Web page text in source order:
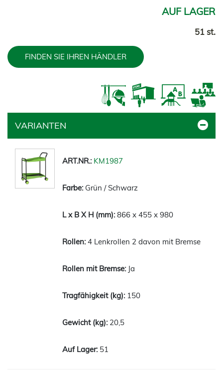
AUF LAGER
51 st.
FINDEN SIE IHREN HÄNDLER
VARIANTEN
KM1987
Grün / Schwarz
866 x 455 x 980
4 Lenkrollen 2 davon mit Bremse
Ja
150
20,5
51